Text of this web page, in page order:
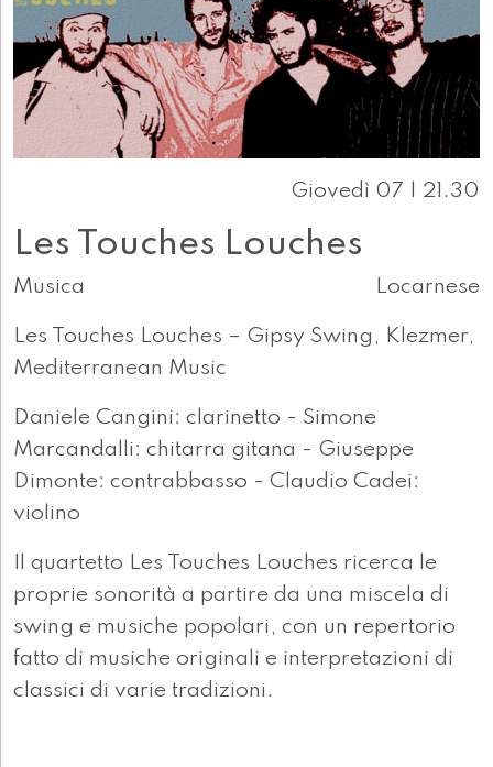
Giovedì 07 | 21.30
Les Touches Louches
Musica Locarnese
Les Touches Louches – Gipsy Swing, Klezmer,
Mediterranean Music
Daniele Cangini: clarinetto - Simone
Marcandalli: chitarra gitana - Giuseppe
Dimonte: contrabbasso - Claudio Cadei:
violino
Il quartetto Les Touches Louches ricerca le
proprie sonorità a partire da una miscela di
swing e musiche popolari, con un repertorio
fatto di musiche originali e interpretazioni di
classici di varie tradizioni.